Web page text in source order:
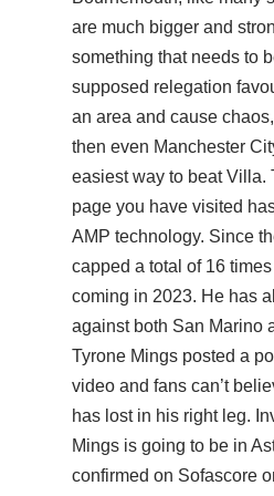
are much bigger and
something that needs to
supposed relegation
an area and cause
then even Manchester
easiest way to beat
page you have visited
AMP technology. Since
capped a total of 16
coming in 2023. He has
against both San Marino
Tyrone Mings posted a
video and fans can’t
has lost in his right leg.
Mings is going to be in
confirmed on Sofascore